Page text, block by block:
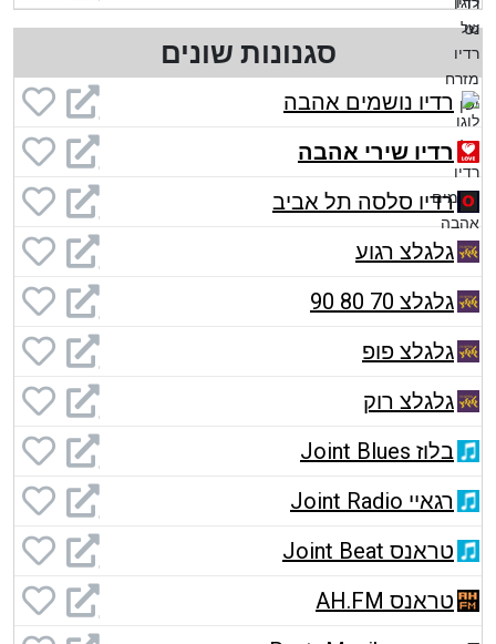
סגנונות שונים
רדיו נושמים אהבה
רדיו שירי אהבה
רדיו סלסה תל אביב
גלגלצ רגוע
גלגלצ 70 80 90
גלגלצ פופ
גלגלצ רוק
בלוז Joint Blues
רגאיי Joint Radio
טראנס Joint Beat
טראנס AH.FM